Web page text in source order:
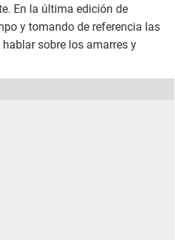
En la última edición de
y tomando de referencia las
hablar sobre los amarres y